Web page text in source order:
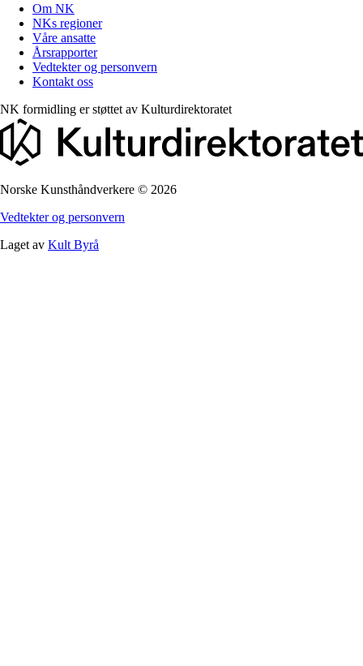
Om NK
NKs regioner
Våre ansatte
Årsrapporter
Vedtekter og personvern
Kontakt oss
NK formidling er støttet av Kulturdirektoratet
Norske Kunsthåndverkere © 2026
Vedtekter og personvern
Laget av Kult Byrå